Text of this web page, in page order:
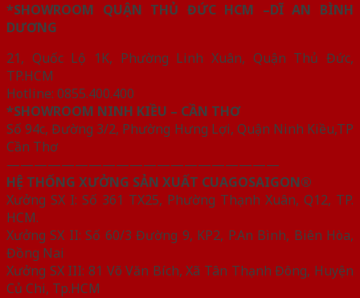
*SHOWROOM QUẬN THỦ ĐỨC HCM –DĨ AN BÌNH
DƯƠNG
21, Quốc Lộ 1K, Phường Linh Xuân, Quận Thủ Đức,
TP.HCM
Hotline: 0855.400.400
*SHOWROOM NINH KIỀU – CẦN THƠ
Số 94c, Đường 3/2, Phường Hưng Lợi, Quận Ninh Kiều,TP
Cần Thơ
————————————————————
HỆ THỐNG XƯỞNG SẢN XUẤT CUAGOSAIGON®
Xưởng SX I: Số 361 TX25, Phường Thạnh Xuân, Q12, TP.
HCM.
Xưởng SX II: Số 60/3 Đường 9, KP2, P.An Bình, Biên Hòa,
Đồng Nai
Xưởng SX III: 81 Võ Văn Bích, Xã Tân Thạnh Đông, Huyện
Củ Chi, Tp.HCM